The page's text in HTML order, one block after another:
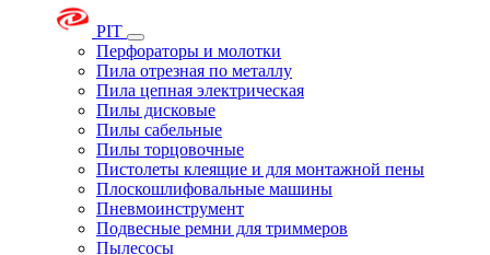
PIT
Перфораторы и молотки
Пила отрезная по металлу
Пила цепная электрическая
Пилы дисковые
Пилы сабельные
Пилы торцовочные
Пистолеты клеящие и для монтажной пены
Плоскошлифовальные машины
Пневмоинструмент
Подвесные ремни для триммеров
Пылесосы